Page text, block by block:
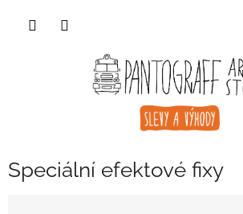
Speciální efektové fixy